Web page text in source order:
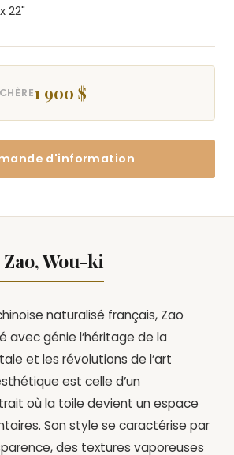
22"
1 900 $
d'information
Wou-ki
naturalisé français, Zao
avec génie l’héritage de la
et les révolutions de l’art
est celle d’un
où la toile devient un espace
Son style se caractérise par
des textures vaporeuses